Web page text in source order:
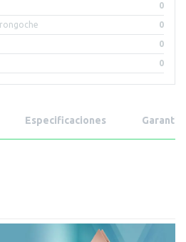
0
0
0
0
Especificaciones Garantía